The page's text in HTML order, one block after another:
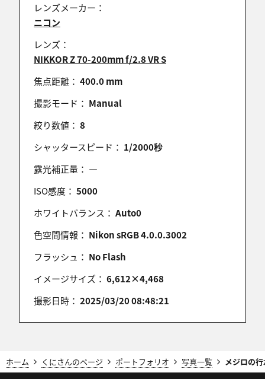
美しい光の中、気持ちよさそうですね。
2025/03/24 07:04:48
良いシーンですね ナイスショットです！
2025/03/24 06:46:28
キレイで豪快な水しぶきを上げてたのしそうです
素敵です(^^)。
200での鳥撮だとテレコンが欲しくなってしまいまし
た。。。なので自分はトリミングに。。
2025/03/24 03:08:40
「ひゃっほー！」感、出てますね～☆★♪
レンズメーカー：
ニコン
レンズ：
NIKKOR Z 70-200mm f/2.8 VR S
焦点距離： 400.0 mm
撮影モード： Manual
絞り数値： 8
シャッタースピード： 1/2000秒
露光補正量： ―
ISO感度： 5000
ホワイトバランス： Auto0
色空間情報： Nikon sRGB 4.0.0.3002
フラッシュ： No Flash
イメージサイズ： 6,612×4,468
撮影日時： 2025/03/20 08:48:21
ホーム くにさんのページ ポートフォリオ 写真一覧 メジロの